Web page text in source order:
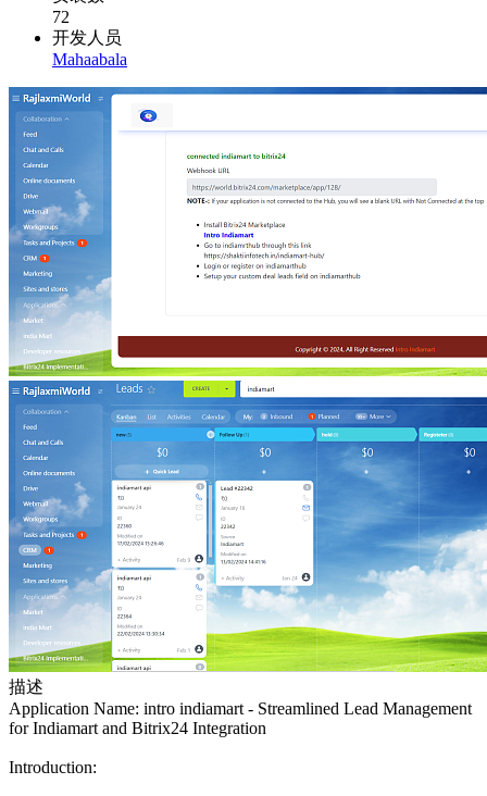
72
开发人员
Mahaabala
描述
Application Name: intro indiamart - Streamlined Lead Management
for Indiamart and Bitrix24 Integration
Introduction: